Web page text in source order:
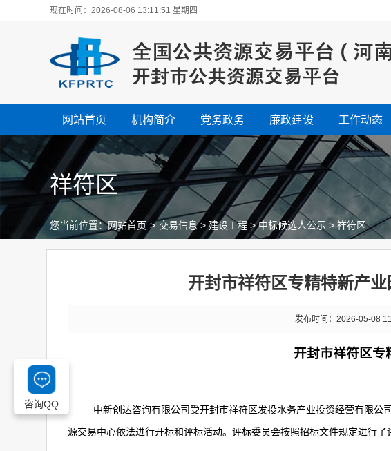
现在时间：2026-08-06 13:11:51 星期四
网站首页 机构简介 党务政务 廉政建设 工作动态
祥符区
您当前位置：网站首页 > 交易信息>建设工程 >中标候选人公示 > 祥符区
开封市祥符区专精特新产
发布时间：2026-05-08
开封市祥符区专
中新创达咨询有限公司受开封市祥符区发投水务产业投资经营有限
源交易中心依法进行开标和评标活动。评标委员会按照招标文件规定进行了
咨询QQ